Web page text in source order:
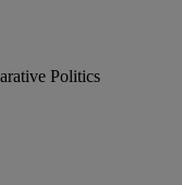
Politics